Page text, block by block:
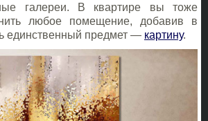
галереи. В квартире вы тоже
любое помещение, добавив в
единственный предмет — картину.